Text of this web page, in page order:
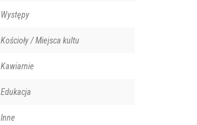
Występy
Kościoły / Miejsca kultu
Kawiarnie
Edukacja
Inne